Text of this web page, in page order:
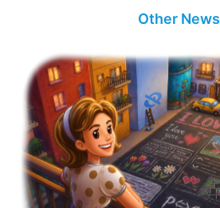
Other News